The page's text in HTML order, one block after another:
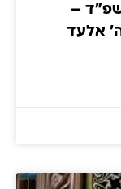
–
אלעד